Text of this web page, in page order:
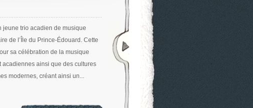
jeune trio acadien de musique
de l’Île du Prince-Édouard. Cette
sa célébration de la musique
ainsi que des cultures
modernes, créant ainsi un...